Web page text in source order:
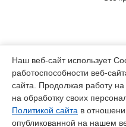
Наш веб-сайт использует
работоспособности веб-
сайта. Продолжая работу
на обработку своих
Политикой сайта в
опубликованной на нашем